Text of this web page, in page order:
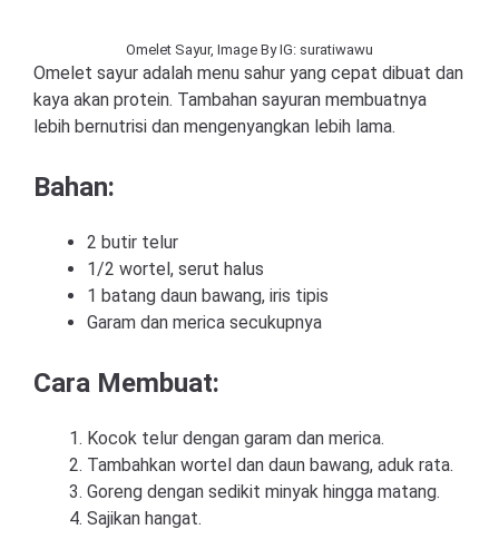
Omelet Sayur, Image By IG: suratiwawu
Omelet sayur adalah menu sahur yang cepat dibuat dan
kaya akan protein. Tambahan sayuran membuatnya
lebih bernutrisi dan mengenyangkan lebih lama.
Bahan:
2 butir telur
1/2 wortel, serut halus
1 batang daun bawang, iris tipis
Garam dan merica secukupnya
Cara Membuat:
Kocok telur dengan garam dan merica.
Tambahkan wortel dan daun bawang, aduk rata.
Goreng dengan sedikit minyak hingga matang.
Sajikan hangat.